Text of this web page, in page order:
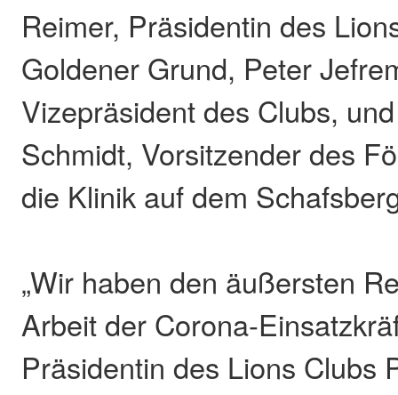
Reimer, Präsidentin des
Goldener Grund, Peter
Vizepräsident des Clubs,
Schmidt, Vorsitzender des
die Klinik auf dem
„Wir haben den äußersten
Arbeit der Corona-
Präsidentin des Lions Clubs